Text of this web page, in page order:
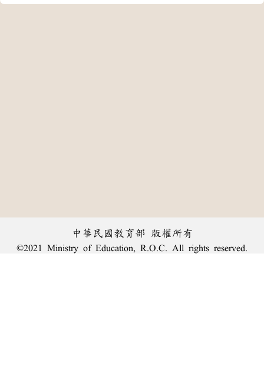
中華民國教育部 版權所有
©2021 Ministry of Education, R.O.C. All rights reserved.